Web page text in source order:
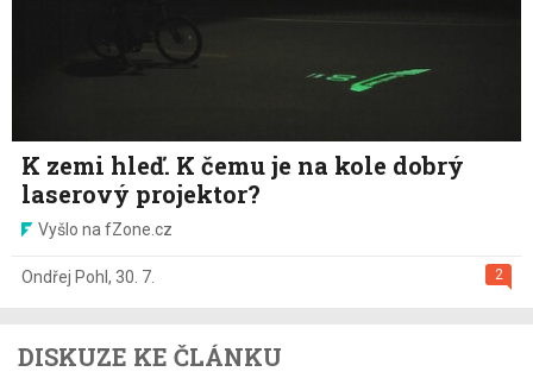
K zemi hleď. K čemu je na kole dobrý
laserový projektor?
Vyšlo na fZone.cz
2
Ondřej Pohl , 30. 7.
DISKUZE KE ČLÁNKU